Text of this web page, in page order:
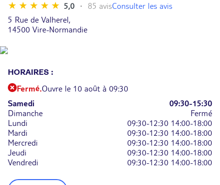
5,0 85 avisConsulter les avis
5 Rue de Valherel,
14500 Vire-Normandie
HORAIRES :
Fermé.Ouvre le 10 août à 09:30
Samedi
09:30-15:30
Dimanche
Fermé
Lundi
09:30-12:30 14:00-18:00
Mardi
09:30-12:30 14:00-18:00
Mercredi
09:30-12:30 14:00-18:00
Jeudi
09:30-12:30 14:00-18:00
Vendredi
09:30-12:30 14:00-18:00